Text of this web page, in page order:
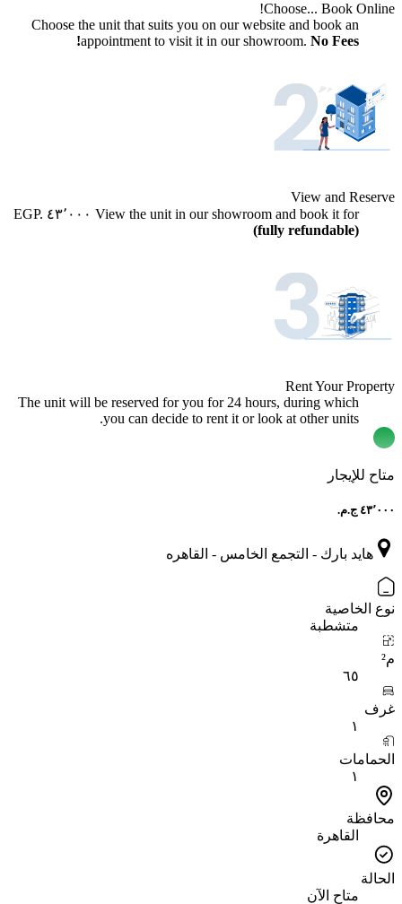
Choose... Book Online!
Choose the unit that suits you on our website and book an
appointment to visit it in our showroom. No Fees!
View and Reserve
View the unit in our showroom and book it for ٤٣٬٠٠٠
(fully refundable)
Rent Your Property
The unit will be reserved for you for 24 hours, during which
you can decide to rent it or look at other units.
متاح للإيجار
هايد بارك - التجمع الخامس - القاهره
نوع الخاصية
متشطبة
م²
٦٥
غرف
١
الحمامات
١
محافظة
القاهرة
الحالة
متاح الآن